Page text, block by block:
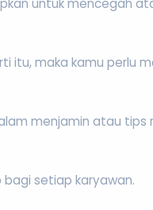
untuk mencegah
itu, maka kamu perlu
menjamin atau
setiap karyawan.